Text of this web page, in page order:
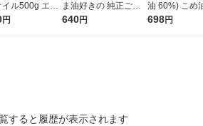
イル500g エキ
ージン スペ
円
ま油好きの 純正ごま
油 300g 1本 味の素 J-
640円
油 60%) こめ油 ブレ
ンド 味の素
698円
すると履歴が表示されます